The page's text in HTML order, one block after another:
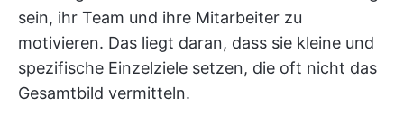
sein, ihr Team und ihre Mitarbeiter zu
motivieren. Das liegt daran, dass sie kleine und
spezifische Einzelziele setzen, die oft nicht das
Gesamtbild vermitteln.